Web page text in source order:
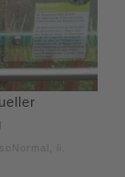
li.